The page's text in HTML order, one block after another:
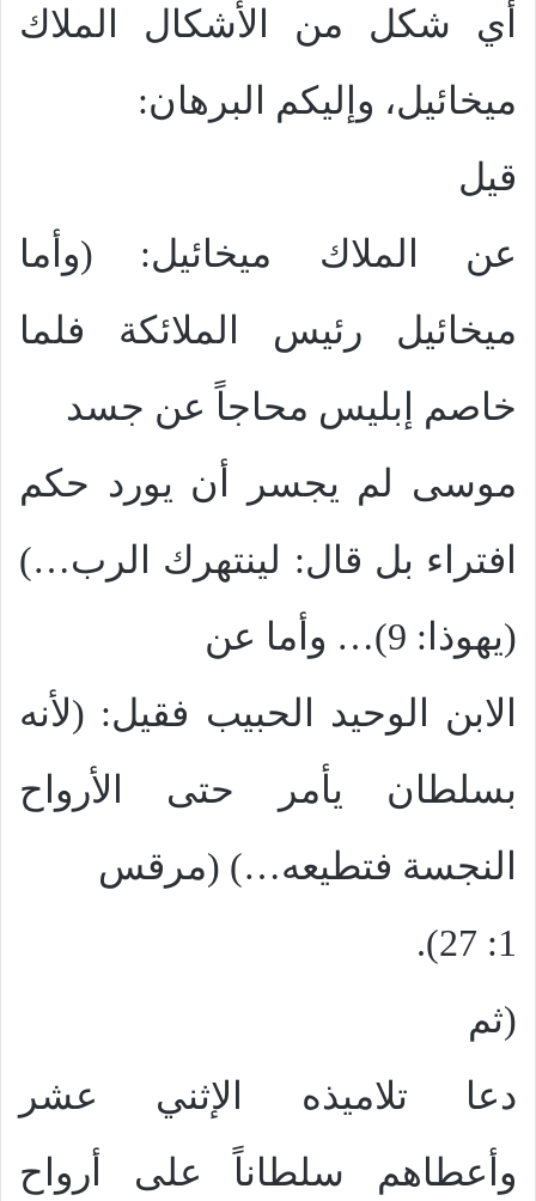
أي شكل من الأشكال الملاك
ميخائيل، وإليكم البرهان:
قيل
عن الملاك ميخائيل: (وأما
ميخائيل رئيس الملائكة فلما
خاصم إبليس محاجاً عن جسد
موسى لم يجسر أن يورد حكم
افتراء بل قال: لينتهرك الرب…)
(يهوذا: 9)… وأما عن
الابن الوحيد الحبيب فقيل: (لأنه
بسلطان يأمر حتى الأرواح
النجسة فتطيعه…) (مرقس
1: 27).
(ثم
دعا تلاميذه الإثني عشر
وأعطاهم سلطاناً على أرواح